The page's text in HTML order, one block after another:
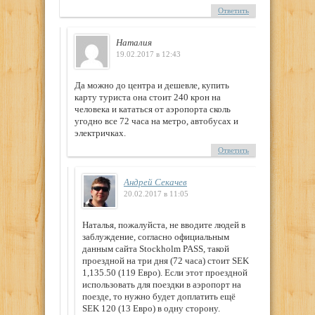
Ответить
Наталия
19.02.2017 в 12:43
Да можно до центра и дешевле, купить
карту туриста она стоит 240 крон на
человека и кататься от аэропорта сколь
угодно все 72 часа на метро, автобусах и
электричках.
Ответить
Андрей Секачев
20.02.2017 в 11:05
Наталья, пожалуйста, не вводите людей в
заблуждение, согласно официальным
данным сайта Stockholm PASS, такой
проездной на три дня (72 часа) стоит SEK
1,135.50 (119 Евро). Если этот проездной
использовать для поездки в аэропорт на
поезде, то нужно будет доплатить ещё
SEK 120 (13 Евро) в одну сторону.